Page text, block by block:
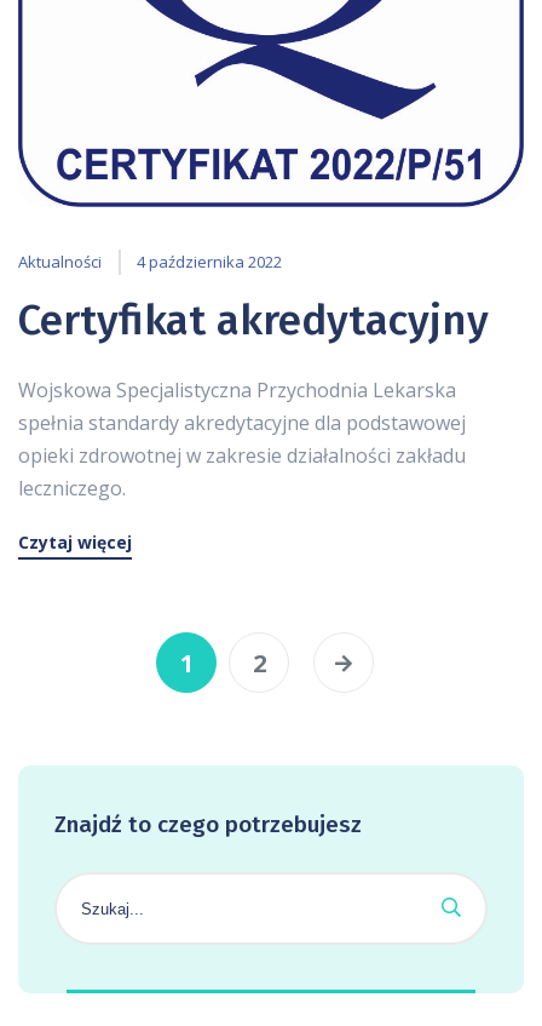
Aktualności 4 października 2022
Certyfikat akredytacyjny
Wojskowa Specjalistyczna Przychodnia Lekarska
spełnia standardy akredytacyjne dla podstawowej
opieki zdrowotnej w zakresie działalności zakładu
leczniczego.
Czytaj więcej
1 2
Znajdź to czego potrzebujesz